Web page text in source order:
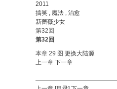
2011
搞笑 , 魔法 , 治愈
新蔷薇少女
第32回
第32回
本章 29 图 更换大陆源
上一章 下一章